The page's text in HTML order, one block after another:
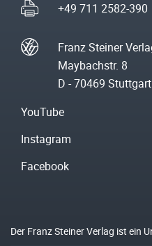
+49 711 2582-390
Franz Steiner
Maybachstr. 8
D - 70469 Stuttgart
YouTube
Instagram
Facebook
Der Franz Steiner Verlag ist ein